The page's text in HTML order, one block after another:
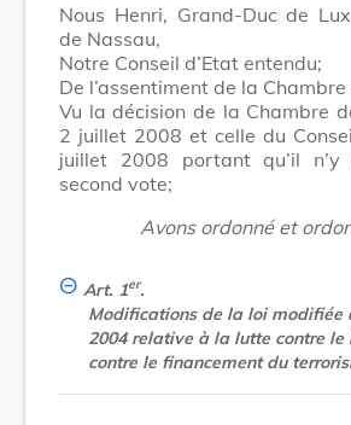
Nous Henri, Grand-Duc de
de Nassau,
Notre Conseil d’Etat entendu;
De l’assentiment de la
Vu la décision de la Chambre
2 juillet 2008 et celle du
juillet 2008 portant qu’il
second vote;
Avons ordonné et
Art. 1er.
Modifications de la loi modifiée
2004 relative à la lutte contre le
contre le financement du